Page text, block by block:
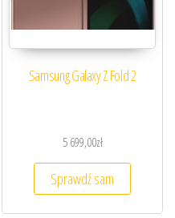
Samsung Galaxy Z Fold 2
5 699,00zł
Sprawdź sam